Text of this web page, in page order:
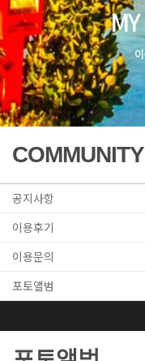
COMMUNITY
공지사항
이용후기
이용문의
포토앨범